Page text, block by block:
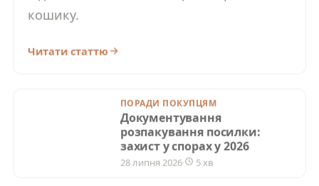
Читати статтю
розпакування посилки:
захист у спорах у 2026
28 липня 2026· 5 хв